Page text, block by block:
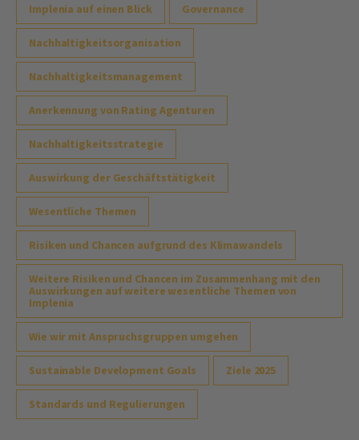
Implenia auf einen Blick Governance
Nachhaltigkeitsorganisation
Nachhaltigkeitsmanagement
Anerkennung von Rating Agenturen
Nachhaltigkeitsstrategie
Auswirkung der Geschäftstätigkeit
Wesentliche Themen
Risiken und Chancen aufgrund des Klimawandels
Weitere Risiken und Chancen im Zusammenhang mit den
Auswirkungen auf weitere wesentliche Themen von
Implenia
Wie wir mit Anspruchsgruppen umgehen
Sustainable Development Goals Ziele 2025
Standards und Regulierungen